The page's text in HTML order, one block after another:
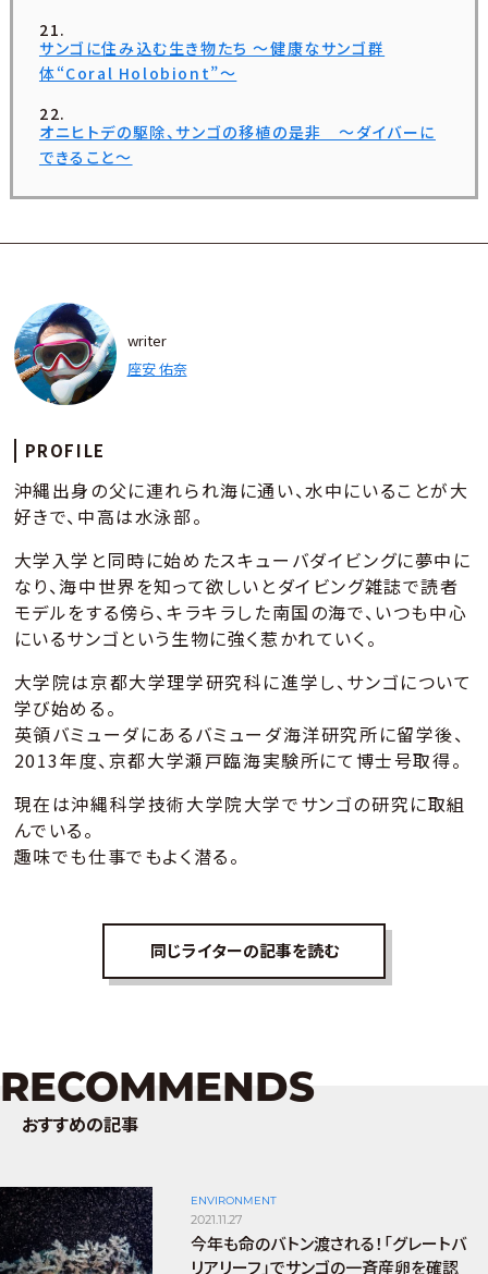
サンゴに住み込む生き物たち ～健康なサンゴ群
体“Coral Holobiont”～
オニヒトデの駆除、サンゴの移植の是非 ～ダイバーに
できること～
writer
座安 佑奈
PROFILE
沖縄出身の父に連れられ海に通い、水中にいることが大
好きで、中高は水泳部。
大学入学と同時に始めたスキューバダイビングに夢中に
なり、海中世界を知って欲しいとダイビング雑誌で読者
モデルをする傍ら、キラキラした南国の海で、いつも中心
にいるサンゴという生物に強く惹かれていく。
大学院は京都大学理学研究科に進学し、サンゴについて
学び始める。
英領バミューダにあるバミューダ海洋研究所に留学後、
2013年度、京都大学瀬戸臨海実験所にて博士号取得。
現在は沖縄科学技術大学院大学でサンゴの研究に取組
んでいる。
趣味でも仕事でもよく潜る。
同じライターの記事を読む
RECOMMENDS
おすすめの記事
ENVIRONMENT
2021.11.27
今年も命のバトン渡される！「グレートバ
リアリーフ」でサンゴの一斉産卵を確認